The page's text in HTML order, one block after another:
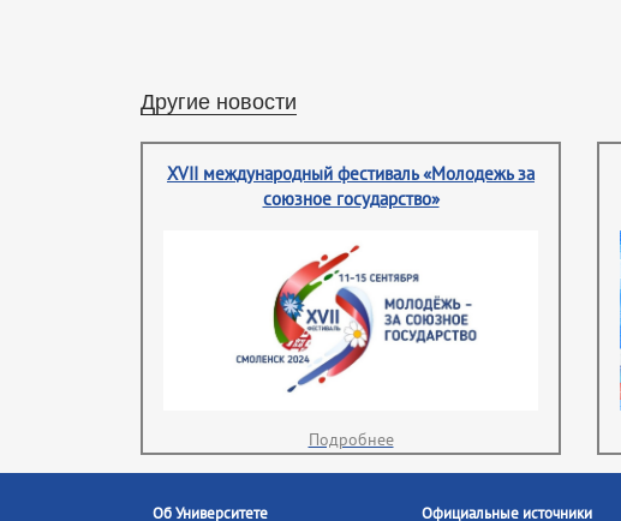
Другие новости
XVII международный фестиваль «Молодежь за
союзное государство»
Подробнее
Об Университете Официальные источники